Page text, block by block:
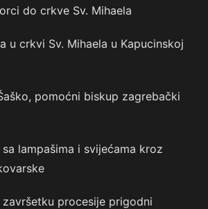
do crkve Sv. Mihaela
crkvi Sv. Mihaela u Kapucinskoj
pomoćni biskup zagrebački
lampašima i svijećama kroz
procesije prigodni